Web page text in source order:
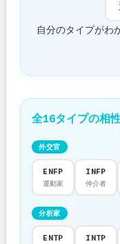
自分のタイプがわ
全16タイプの相
外交官
ENFP
運動家
INFP
仲介者
分析家
ENTP INTP